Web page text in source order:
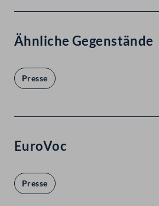
Ähnliche Gegenstände
Presse
EuroVoc
Presse